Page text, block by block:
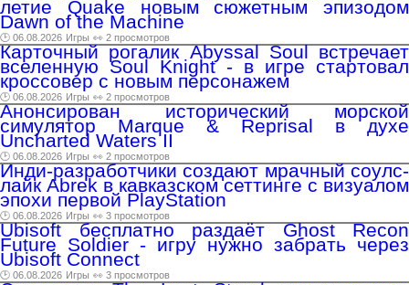
летие Quake новым сюжетным эпизодом
Dawn of the Machine
🕑 06.08.2026 Игры 👀 2 просмотров
Карточный рогалик Abyssal Soul встречает
вселенную Soul Knight - в игре стартовал
кроссовер с новым персонажем
🕑 06.08.2026 Игры 👀 2 просмотров
Анонсирован исторический морской
симулятор Marque & Reprisal в духе
Uncharted Waters II
🕑 06.08.2026 Игры 👀 2 просмотров
Инди-разработчики создают мрачный соулс-
лайк Abrek в кавказском сеттинге с визуалом
эпохи первой PlayStation
🕑 06.08.2026 Игры 👀 3 просмотров
Ubisoft бесплатно раздаёт Ghost Recon
Future Soldier - игру нужно забрать через
Ubisoft Connect
🕑 06.08.2026 Игры 👀 3 просмотров